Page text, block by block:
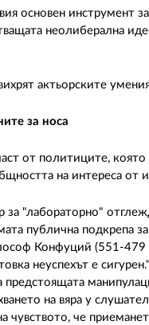
основен инструмент
неолиберална
актьорските
за носа
от политиците, която
на интереса от
за "лабораторно"
публична подкрепа
Конфуций (551-479
неуспехът е
предстоящата
на вяра у
чувството, че